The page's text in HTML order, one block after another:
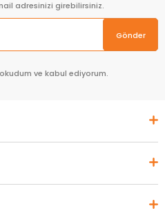
adresinizi girebilirsiniz.
Gönder
okudum ve kabul ediyorum.